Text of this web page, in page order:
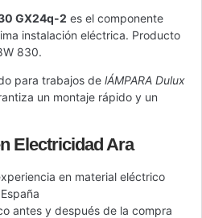
GX24q-2 es el componente
instalación eléctrica. Producto
830.
para trabajos de lÁMPARA Dulux
un montaje rápido y un
Electricidad Ara
en material eléctrico
antes y después de la compra